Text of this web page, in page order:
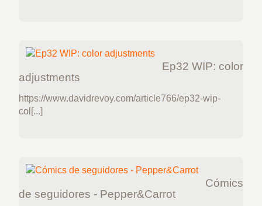
Ep32 WIP: color
adjustments
https://www.davidrevoy.com/article766/ep32-wip-
col[...]
Cómics
de seguidores - Pepper&Carrot